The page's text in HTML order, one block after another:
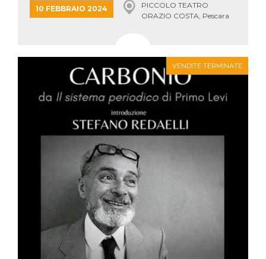
10 FEBBRAIO 2024
PICCOLO TEATRO
ORAZIO COSTA, Pescara
VENDITE TERMINATE